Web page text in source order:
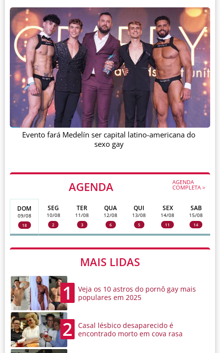
AGENDA AGENDA
COMPLETA >
DOM
09/08
18
SEG
10/08
2
TER
11/08
3
QUA
12/08
6
QUI
13/08
5
SEX
14/08
11
SAB
15/08
14
MAIS LIDAS
1
Veja os 10 astros do pornô gay mais
populares em 2025
2
Casal lésbico desaparecido é
encontrado morto em cova rasa
Evento fará Medelín ser capital latino-americana do
sexo gay